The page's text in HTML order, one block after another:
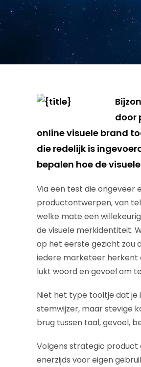
door
online visuele brand
die redelijk is
bepalen hoe de
Via een test die ongeveer
productontwerpen, van
welke mate een
de visuele merkidentiteit.
op het eerste gezicht zou
iedere marketeer herkent
lukt woord en gevoel om
Niet het type tooltje dat je
stemwijzer, maar stevige
brug tussen taal, gevoel,
Volgens strategic product
enerzijds voor eigen